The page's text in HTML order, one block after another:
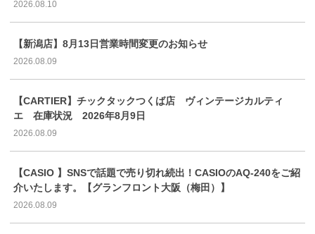
2026.08.10
【新潟店】8月13日営業時間変更のお知らせ
2026.08.09
【CARTIER】チックタックつくば店 ヴィンテージカルティ
エ 在庫状況 2026年8月9日
2026.08.09
【CASIO 】SNSで話題で売り切れ続出！CASIOのAQ-240をご紹
介いたします。【グランフロント大阪（梅田）】
2026.08.09